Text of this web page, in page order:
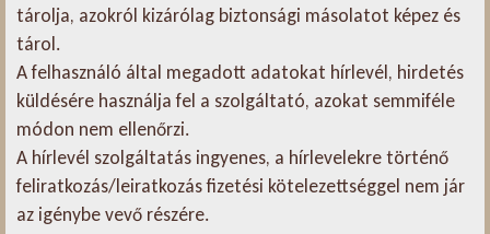
tárolja, azokról kizárólag biztonsági másolatot képez és
tárol.
A felhasználó által megadott adatokat hírlevél, hirdetés
küldésére használja fel a szolgáltató, azokat semmiféle
módon nem ellenőrzi.
A hírlevél szolgáltatás ingyenes, a hírlevelekre történő
feliratkozás/leiratkozás fizetési kötelezettséggel nem jár
az igénybe vevő részére.